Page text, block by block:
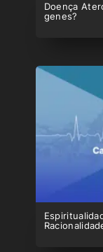
Doença
genes?